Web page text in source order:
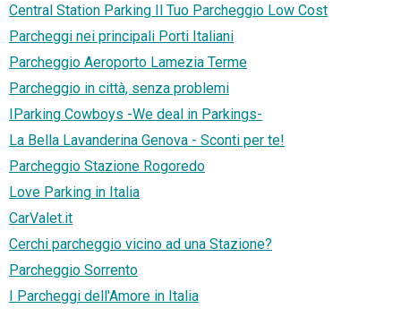
Central Station Parking Il Tuo Parcheggio Low Cost
Parcheggi nei principali Porti Italiani
Parcheggio Aeroporto Lamezia Terme
Parcheggio in città, senza problemi
IParking Cowboys -We deal in Parkings-
La Bella Lavanderina Genova - Sconti per te!
Parcheggio Stazione Rogoredo
Love Parking in Italia
CarValet.it
Cerchi parcheggio vicino ad una Stazione?
Parcheggio Sorrento
I Parcheggi dell'Amore in Italia